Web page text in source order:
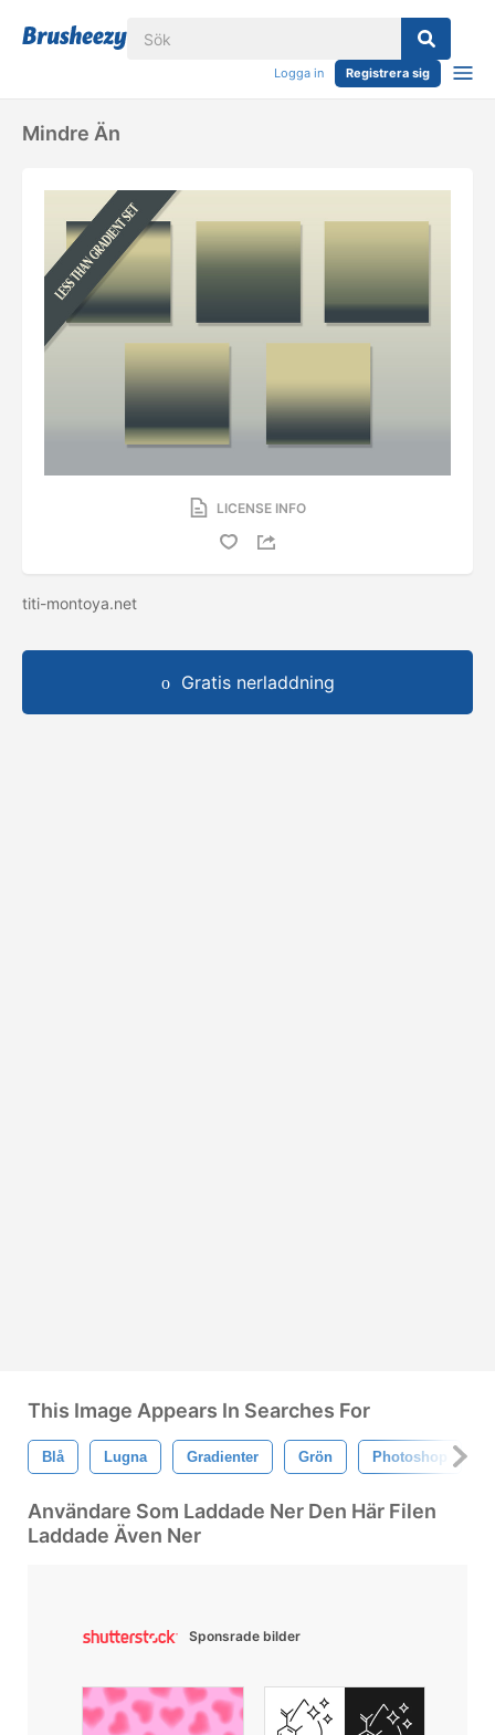
Logga in Registrera sig
Mindre Än
LICENSE INFO
titi-montoya.net
Gratis nerladdning
This Image Appears In Searches For
Blå Lugna Gradienter Grön Photoshop
Användare Som Laddade Ner Den Här Filen
Laddade Även Ner
Sponsrade bilder